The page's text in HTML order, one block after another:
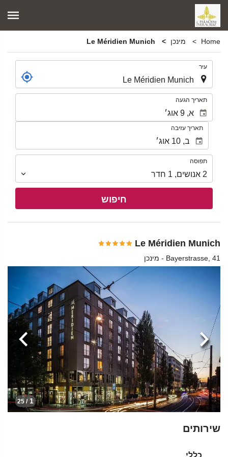
Home מינכן
עיר
תאריך הגעה
תאריך עזיבה
תפוסה
תפוסה
2 אנושים,
1 חדר
חיפוש
Le Méridien Munich
Bayerstrasse, 41 - מינכן
1
/ 25
הקודמת הבא
שירותים